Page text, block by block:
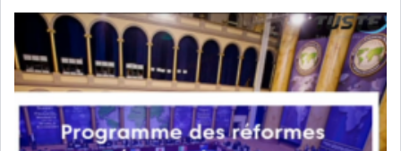
FISCALITÉ : LONGUE LISTE
DES ACTIVITÉS Q...
BOURSE DE TUNIS : UN OUTIL